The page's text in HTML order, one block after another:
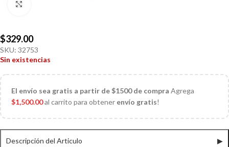
$329.00
SKU: 32753
Sin existencias
El envío sea gratis a partir de $1500 de compra Agrega
$1,500.00al carrito para obtener envío gratis!
Descripción del Articulo ▶